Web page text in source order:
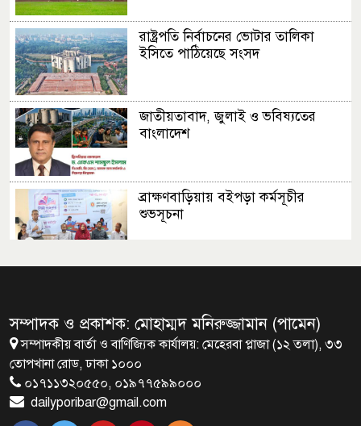
রাষ্ট্রপতি নির্বাচনের ভোটার তালিকা
ইসিতে পাঠিয়েছে সংসদ
জাতীয়তাবাদ, জুলাই ও ভবিষ্যতের
বাংলাদেশ
ব্রাক্ষণবাড়িয়ায় বইপড়া কর্মসূচীর
শুভসূচনা
৪ বিয়ের পর অন্য নারীর ঘরে জামায়াত
সম্পাদক ও প্রকাশক: মোহাম্মদ মনিরুজ্জামান (পামেন)
সম্পাদকীয় বার্তা ও বাণিজ্যিক কার্যালয়: মেহেরবা প্লাজা (১২ তলা), ৩৩
তোপখানা রোড, ঢাকা ১০০০
০১৭১১৩২০৫৫০, ০১৯৭৭৫৯৯০০০
dailyporibar@gmail.com